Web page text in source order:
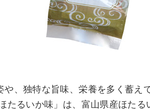
や、独特な旨味、栄養を多く蓄え
たるいか味」は、富山県産ほた